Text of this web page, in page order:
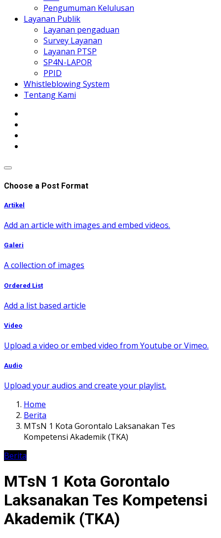
Pengumuman Kelulusan
Layanan Publik
Layanan pengaduan
Survey Layanan
Layanan PTSP
SP4N-LAPOR
PPID
Whistleblowing System
Tentang Kami
Choose a Post Format
Artikel
Add an article with images and embed videos.
Galeri
A collection of images
Ordered List
Add a list based article
Video
Upload a video or embed video from Youtube or Vimeo.
Audio
Upload your audios and create your playlist.
Home
Berita
MTsN 1 Kota Gorontalo Laksanakan Tes
Kompetensi Akademik (TKA)
Berita
MTsN 1 Kota Gorontalo
Laksanakan Tes Kompetensi
Akademik (TKA)